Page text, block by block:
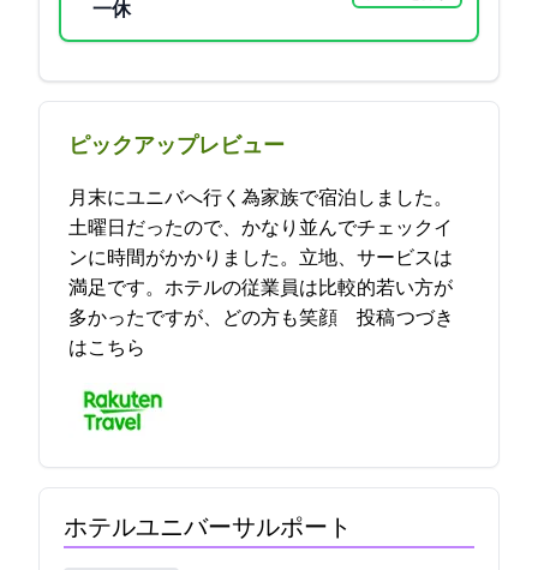
一休
ピックアップレビュー
11月末にユニバへ行く為家族で宿泊しました。
土曜日だったので、かなり並んでチェックイ
ンに時間がかかりました。立地、サービスは
満足です。ホテルの従業員は比較的若い方が
多かったですが、どの方も笑顔… 2021-12-04 12:26:35投稿つづき
はこちら
ホテルユニバーサルポート